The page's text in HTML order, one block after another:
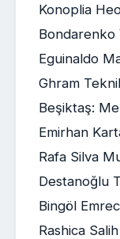
Konoplia
Bondarenko
Eguinaldo
Ghram
Beşiktaş:
Emirhan
Rafa Silva
Destanoğlu
Bingöl
Rashica